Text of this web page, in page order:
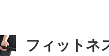
フィットネ